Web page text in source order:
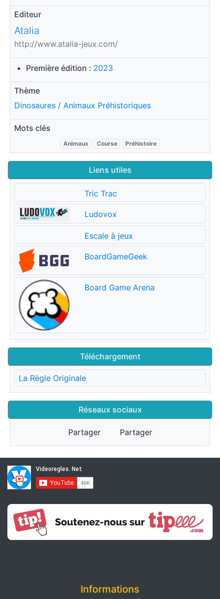
Editeur
Atalia
http://www.atalia-jeux.com/
Première édition : 2023
Thème
Dinosaures / Animaux Préhistoriques
Mots clés
Animaux Course Préhistoire
Liens utiles
Tric Trac
Ludovox
Escale à jeux
BoardGameGeek
Board Game Arena
Téléchargement
La Règle Originale
Réseaux sociaux
Partager Partager
Informations